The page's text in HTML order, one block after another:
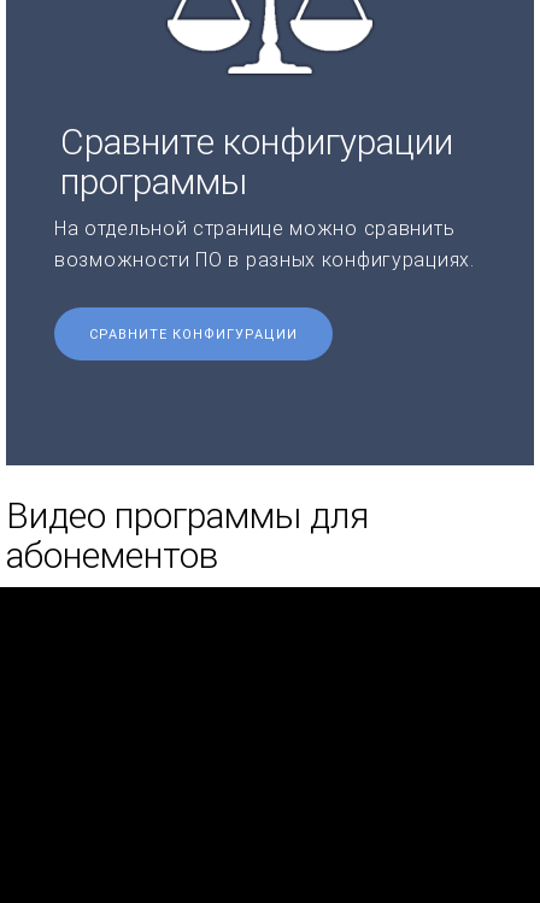
Сравните конфигурации
программы
На отдельной странице можно сравнить
возможности ПО в разных конфигурациях.
СРАВНИТЕ КОНФИГУРАЦИИ
Видео программы для
абонементов